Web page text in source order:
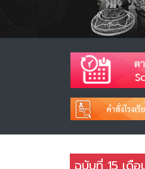
ฉบับที่ 15 เดื